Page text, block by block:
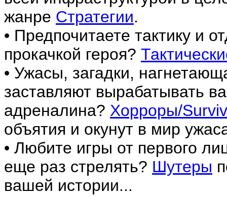
жанре Стратегии.
• Предпочитаете тактику и
прокачкой героя?
• Ужасы, загадки,
заставляют вырабатывать
адреналина? Хорроры/
объятия и окунут в мир
• Любите игры от первого
еще раз стрелять? Шутеры
вашей истории...